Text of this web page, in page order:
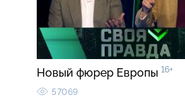
Новый фюрер Европы 16+
57069